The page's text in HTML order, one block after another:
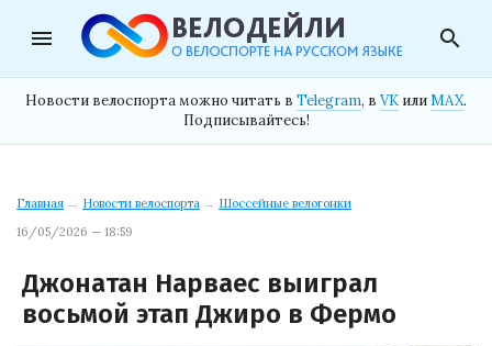
menu search
Новости велоспорта можно читать в Telegram, в VK илиMAX.
Подписывайтесь!
Главная → Новости велоспорта → Шоссейные велогонки
16/05/2026 — 18:59
Джонатан Нарваес выиграл
восьмой этап Джиро в Фермо